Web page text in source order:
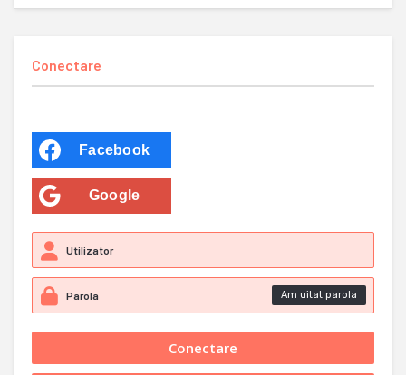
Conectare
Facebook
Google
Am uitat parola